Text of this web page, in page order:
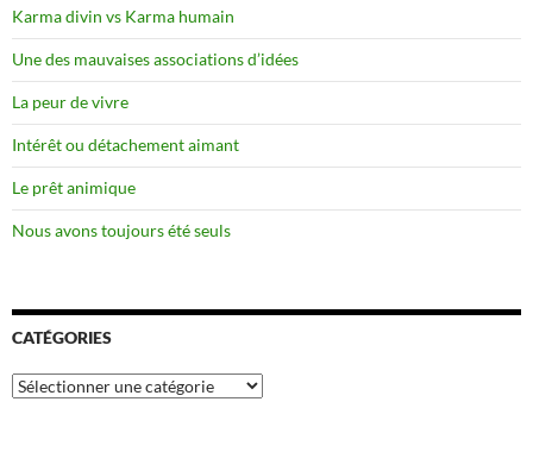
Karma divin vs Karma humain
Une des mauvaises associations d’idées
La peur de vivre
Intérêt ou détachement aimant
Le prêt animique
Nous avons toujours été seuls
CATÉGORIES
Catégories